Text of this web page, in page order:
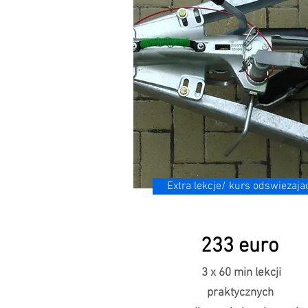
Extra lekcje/ kurs
233 euro
3 x 60 min lekcji
praktycznych